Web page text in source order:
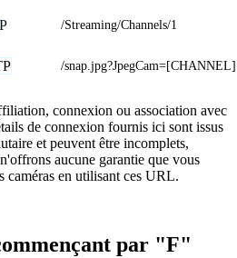
/Streaming/Channels/1
/snap.jpg?JpegCam=[CHANNEL]
connexion ou association avec
de connexion fournis ici sont issus
et peuvent être incomplets,
aucune garantie que vous
caméras en utilisant ces URL.
par "F"